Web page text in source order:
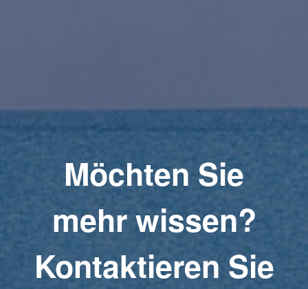
Möchten Sie
mehr wissen?
Kontaktieren Sie